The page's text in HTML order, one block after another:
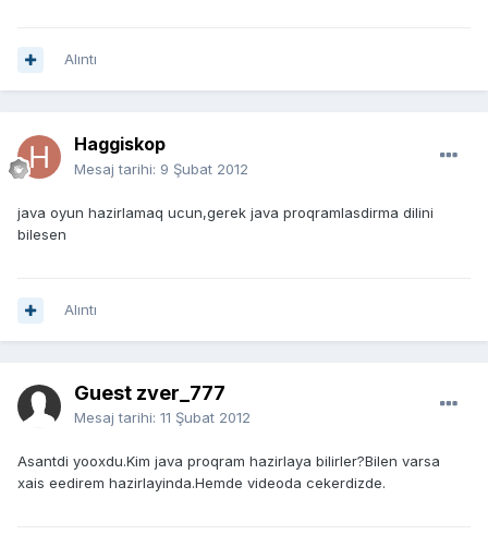
Alıntı
Haggiskop
Mesaj tarihi: 9 Şubat 2012
java oyun hazirlamaq ucun,gerek java proqramlasdirma dilini
bilesen
Alıntı
Guest zver_777
Mesaj tarihi: 11 Şubat 2012
Asantdi yooxdu.Kim java proqram hazirlaya bilirler?Bilen varsa
xais eedirem hazirlayinda.Hemde videoda cekerdizde.